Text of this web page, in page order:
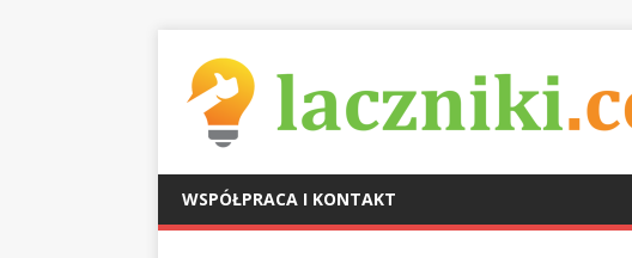
WSPÓŁPRACA I KONTAKT